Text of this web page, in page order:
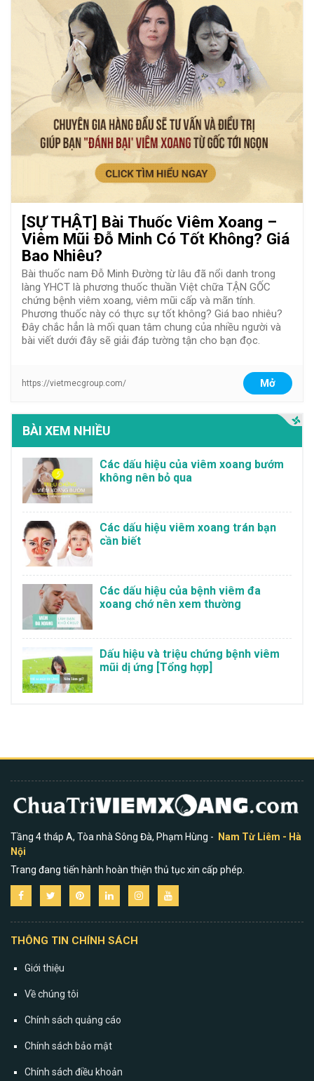
[SỰ THẬT] Bài Thuốc Viêm Xoang –
Viêm Mũi Đỗ Minh Có Tốt Không? Giá
Bao Nhiêu?
Bài thuốc nam Đỗ Minh Đường từ lâu đã nổi danh trong
làng YHCT là phương thuốc thuần Việt chữa TẬN GỐC
chứng bệnh viêm xoang, viêm mũi cấp và mãn tính.
Phương thuốc này có thực sự tốt không? Giá bao nhiêu?
Đây chắc hẳn là mối quan tâm chung của nhiều người và
bài viết dưới đây sẽ giải đáp tường tận cho bạn đọc.
https://vietmecgroup.com/ Mở
BÀI XEM NHIỀU
Các dấu hiệu của viêm xoang bướm
không nên bỏ qua
Các dấu hiệu viêm xoang trán bạn
cần biết
Các dấu hiệu của bệnh viêm đa
xoang chớ nên xem thường
Dấu hiệu và triệu chứng bệnh viêm
mũi dị ứng [Tổng hợp]
Tầng 4 tháp A, Tòa nhà Sông Đà, Phạm Hùng -
Nam Từ Liêm - Hà
Nội
Trang đang tiến hành hoàn thiện thủ tục xin cấp phép.
THÔNG TIN CHÍNH SÁCH
Giới thiệu
Về chúng tôi
Chính sách quảng cáo
Chính sách bảo mật
Chính sách điều khoản